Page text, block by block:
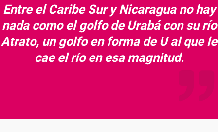
Entre el Caribe Sur y Nicaragua no hay
nada como el golfo de Urabá con su río
Atrato, un golfo en forma de U al que le
cae el río en esa magnitud.